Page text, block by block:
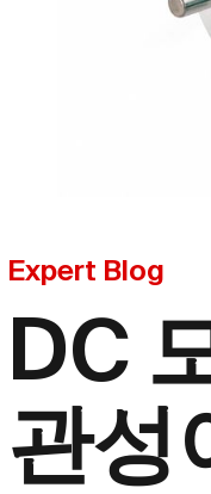
Expert Blog
DC
관성